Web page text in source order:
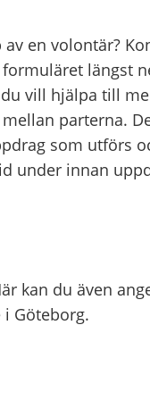
en volontär?
längst
vill hjälpa till
parterna.
som utförs
under innan
kan du även
Göteborg.